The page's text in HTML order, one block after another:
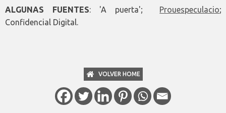
ALGUNAS FUENTES: 'A puerta'; Prouespeculacio
Confidencial Digital.
VOLVER HOME